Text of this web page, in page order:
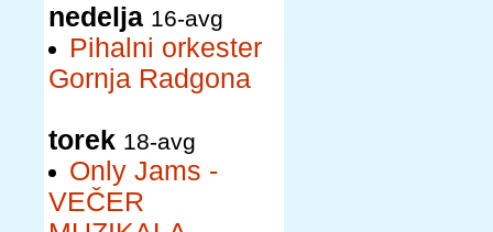
nedelja 16-avg
Pihalni orkester
Gornja Radgona
torek 18-avg
Only Jams -
VEČER